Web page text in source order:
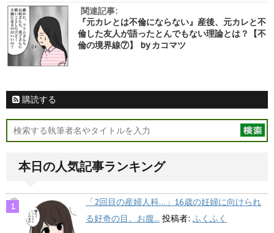
関連記事:
『元カレとは不倫にならない』産後、元カレと不
倫した友人が語ったとんでもない理論とは？【不
倫の境界線⑦】 by カコマツ
購読する
本日の人気記事ランキング
「2回目の産婦人科…」16歳の妊婦に向けられ
る好奇の目。お腹... 投稿者: ふくふく